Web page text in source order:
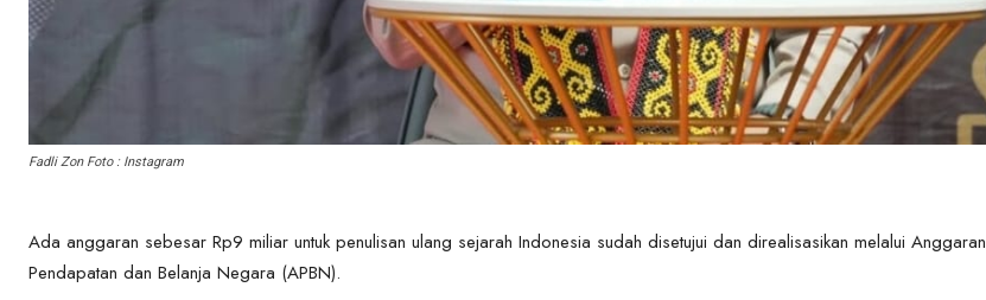
Fadli Zon Foto : Instagram
Ada anggaran sebesar Rp9 miliar untuk penulisan ulang sejarah Indonesia sudah disetujui dan direalisasikan melalui Anggaran
Pendapatan dan Belanja Negara (APBN).